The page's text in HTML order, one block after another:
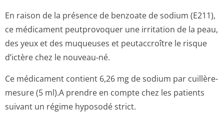
En raison de la présence de benzoate de sodium (E211),
ce médicament peutprovoquer une irritation de la peau,
des yeux et des muqueuses et peutaccroître le risque
d’ictère chez le nouveau‑né.
Ce médicament contient 6,26 mg de sodium par cuillère-
mesure (5 ml).A prendre en compte chez les patients
suivant un régime hyposodé strict.